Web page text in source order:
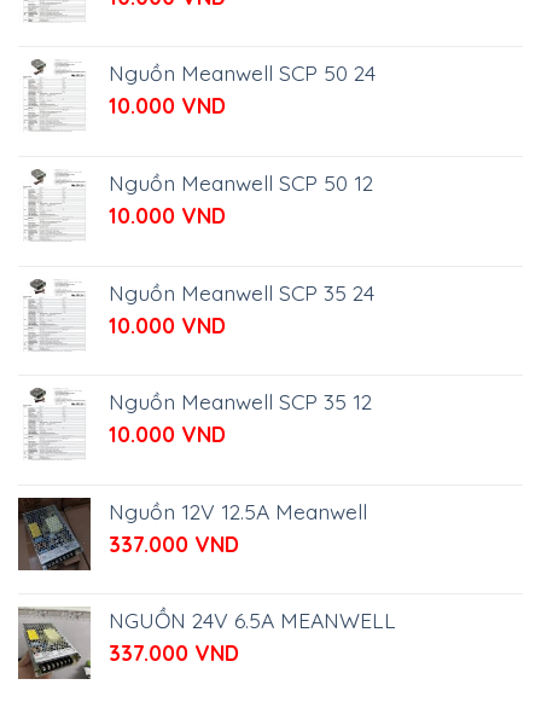
Nguồn Meanwell SCP 50 24
10.000 VND
Nguồn Meanwell SCP 50 12
10.000 VND
Nguồn Meanwell SCP 35 24
10.000 VND
Nguồn Meanwell SCP 35 12
10.000 VND
Nguồn 12V 12.5A Meanwell
337.000 VND
NGUỒN 24V 6.5A MEANWELL
337.000 VND